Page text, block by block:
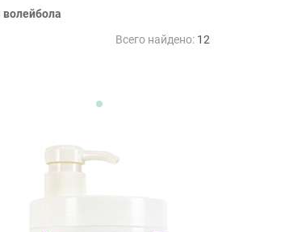
Всего найдено: 12